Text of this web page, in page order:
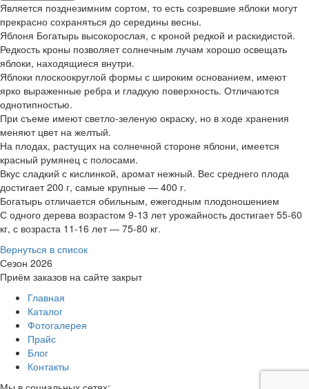
Является позднезимним сортом, то есть созревшие яблоки могут
прекрасно сохраняться до середины весны.
Яблоня Богатырь высокорослая, с кроной редкой и раскидистой.
Редкость кроны позволяет солнечным лучам хорошо освещать
яблоки, находящиеся внутри.
Яблоки плоскоокруглой формы с широким основанием, имеют
ярко выраженные ребра и гладкую поверхность. Отличаются
однотипностью.
При съеме имеют светло-зеленую окраску, но в ходе хранения
меняют цвет на желтый.
На плодах, растущих на солнечной стороне яблони, имеется
красный румянец с полосами.
Вкус сладкий с кислинкой, аромат нежный. Вес среднего плода
достигает 200 г, самые крупные — 400 г.
Богатырь отличается обильным, ежегодным плодоношением
С одного дерева возрастом 9-13 лет урожайность достигает 55-60
кг, с возраста 11-16 лет — 75-80 кг.
Вернуться в список
Сезон 2026
Приём заказов на сайте закрыт
Главная
Каталог
Фотогалерея
Прайс
Блог
Контакты